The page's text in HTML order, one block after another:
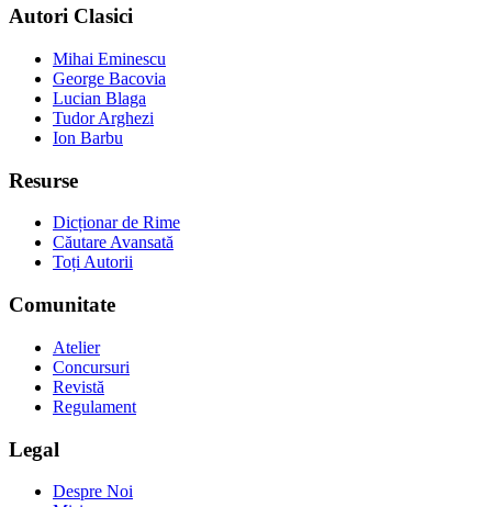
Autori Clasici
Mihai Eminescu
George Bacovia
Lucian Blaga
Tudor Arghezi
Ion Barbu
Resurse
Dicționar de Rime
Căutare Avansată
Toți Autorii
Comunitate
Atelier
Concursuri
Revistă
Regulament
Legal
Despre Noi